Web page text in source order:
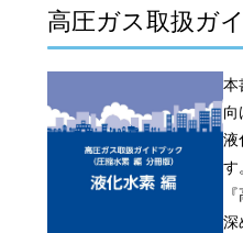
高圧ガス取扱ガ
本
向
液
す
深